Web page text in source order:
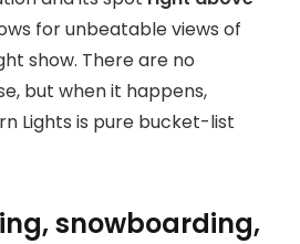
for unbeatable views of
show. There are no
but when it happens,
Lights is pure bucket-list
snowboarding,